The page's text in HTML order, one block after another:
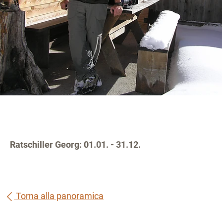
Ratschiller Georg: 01.01. - 31.12.
Torna alla panoramica